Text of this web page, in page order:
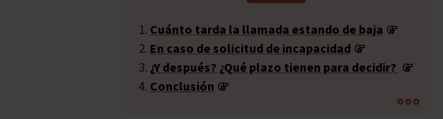
Cuánto tarda la llamada estando de baja
En caso de solicitud de incapacidad
¿Y después? ¿Qué plazo tienen para decidir?
Conclusión